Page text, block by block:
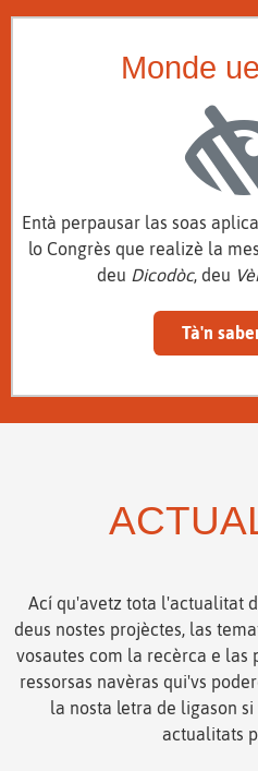
Monde
Entà perpausar las soas
lo Congrès que realizè la
deu Dicodòc, deu
Tà'n
Ací qu'avetz tota l'actualitat
deus nostes projèctes, las
vosautes com la recèrca e las
ressorsas navèras qui'vs
la nosta letra de ligason
actualitats